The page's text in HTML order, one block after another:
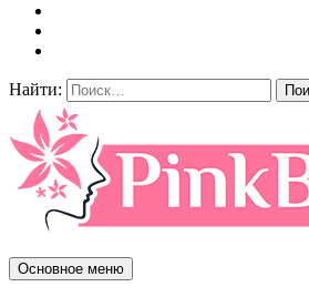
Найти:
Основное меню